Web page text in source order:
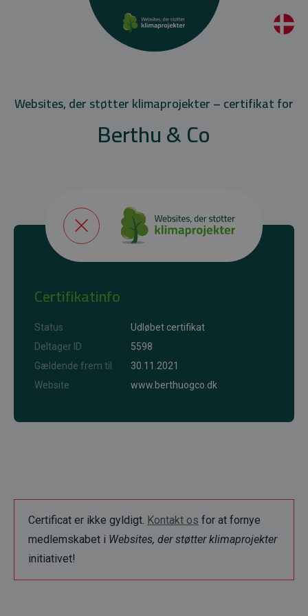
Websites, der støtter klimaprojekter – certifikat for
Berthu & Co
Certifikatinfo
Status
Udløbet certifikat
Deltager ID
5598
Gældende frem til
30.11.2021
Website
www.berthuogco.dk
Certificat er ikke gyldigt. Kontakt os for at fornye
medlemskabet i Websites, der støtter klimaprojekter
initiativet!